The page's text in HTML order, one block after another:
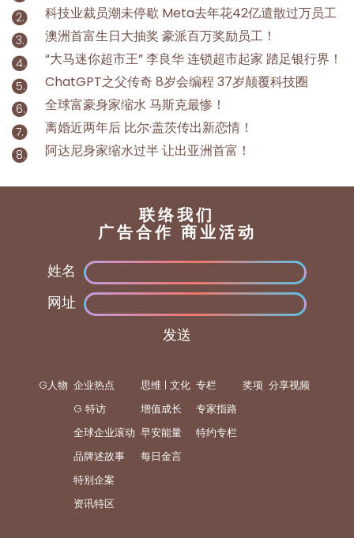
科技业裁员潮未停歇 Meta去年花42亿遣散过万员工
澳洲首富生日大抽奖 豪派百万奖励员工！
“大马迷你超市王” 李良华 连锁超市起家 踏足银行界！
ChatGPT之父传奇 8岁会编程 37岁颠覆科技圈
全球富豪身家缩水 马斯克最惨！
离婚近两年后 比尔·盖茨传出新恋情！
阿达尼身家缩水过半 让出亚洲首富！
联络我们
广告合作 商业活动
姓名
网址
发送
G人物 企业热点
G 特访
全球企业滚动
品牌述故事
特别企案
资讯特区
思维 | 文化
增值成长
早安能量
每日金言
专栏
专家指路
特约专栏
奖项 分享视频